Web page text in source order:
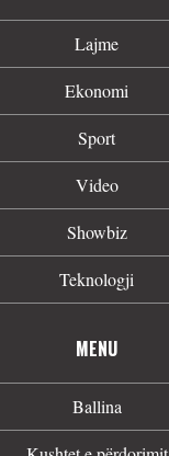
Lajme
Ekonomi
Sport
Video
Showbiz
Teknologji
MENU
Ballina